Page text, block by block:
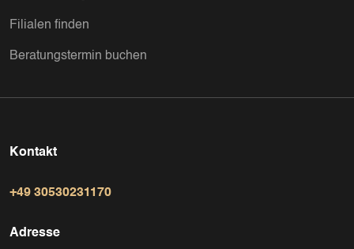
Filialen finden
Beratungstermin buchen
Kontakt
+49 30530231170
Adresse